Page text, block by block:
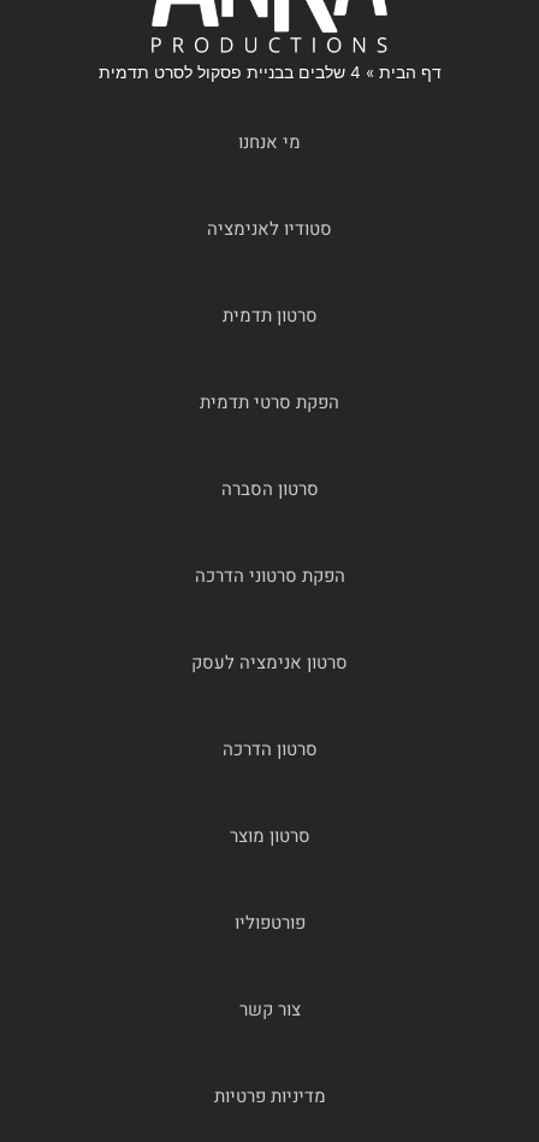
דף הבית » 4 שלבים בבניית פסקול לסרט תדמית
מי אנחנו
סטודיו לאנימציה
סרטון תדמית
הפקת סרטי תדמית
סרטון הסברה
הפקת סרטוני הדרכה
סרטון אנימציה לעסק
סרטון הדרכה
סרטון מוצר
פורטפוליו
צור קשר
מדיניות פרטיות